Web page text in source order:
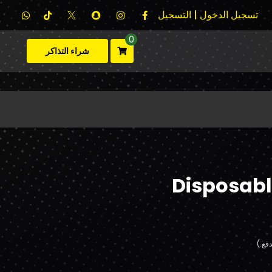
تسجيل الدخول | التسجيل
0
شراء التذاكر